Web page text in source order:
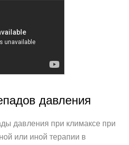
давления
давления при климаксе при
или иной терапии в